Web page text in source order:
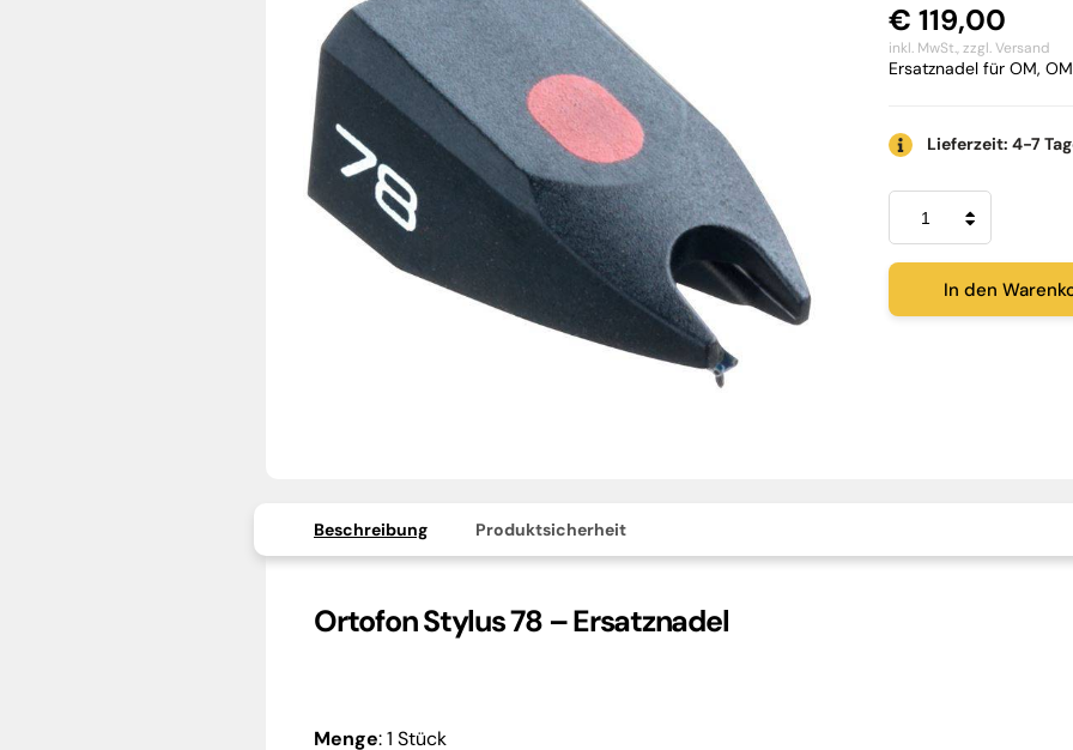
€ 119,00
inkl. MwSt.,zzgl. Versand
Ersatznadel für OM,
Lieferzeit: 4-7
Ortofon
Stylus
78
Menge
In den
Beschreibung Produktsicherheit
Ortofon Stylus 78 – Ersatznadel
Menge: 1 Stück